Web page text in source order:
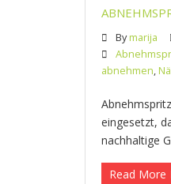
Bymarija
abnehmen,
eingesetzt,
nachhaltige
Read More